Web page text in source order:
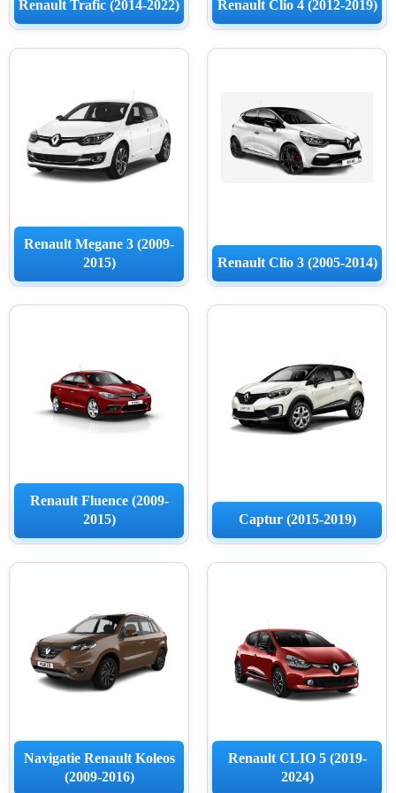
Navigatii Dacia
Navigatii Peugeot
Navigatii BMW
Navigatii Mercedes
Navigatii Nissan
Navigatii Citroen
Navigatii Mitsubishi
Navigatii Volvo
Navigatii Renault
Navigatii Mazda
Navigatii Chevrolet
Renault Trafic (2014-2022) Renault Clio 4 (2012-2019)
Renault Megane 3 (2009-
2015)
Renault Clio 3 (2005-2014)
Renault Fluence (2009-
2015)
Captur (2015-2019)
Navigatie Renault Koleos
(2009-2016)
Renault CLIO 5 (2019-
2024)